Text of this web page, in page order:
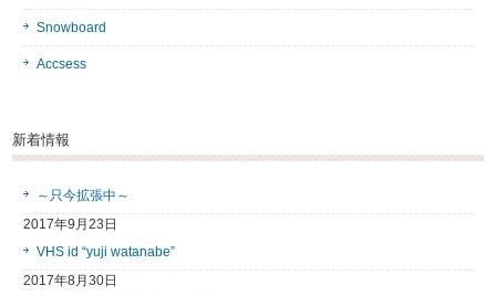
Snowboard
Accsess
新着情報
～只今拡張中～
2017年9月23日
VHS id “yuji watanabe”
2017年8月30日